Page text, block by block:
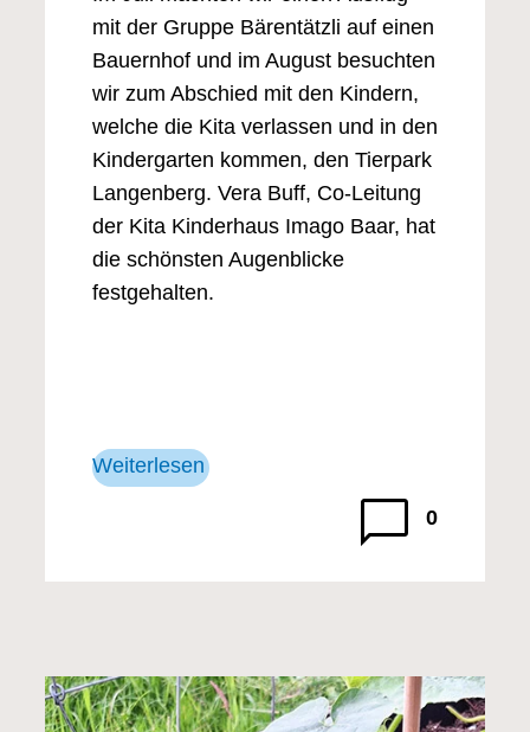
mit der Gruppe Bärentätzli auf einen
Bauernhof und im August besuchten
wir zum Abschied mit den Kindern,
welche die Kita verlassen und in den
Kindergarten kommen, den Tierpark
Langenberg. Vera Buff, Co-Leitung
der Kita Kinderhaus Imago Baar, hat
die schönsten Augenblicke
festgehalten.
Weiterlesen
0